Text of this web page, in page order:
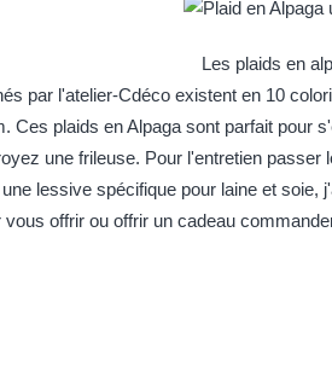
Les plaids en
par l'atelier-Cdéco existent en 10
Ces plaids en Alpaga sont parfait pour
une frileuse. Pour l'entretien passer
lessive spécifique pour laine et soie,
vous offrir ou offrir un cadeau